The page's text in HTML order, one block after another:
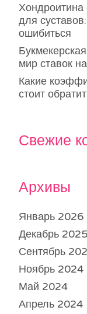
для
ошибиться
мир ставок
Какие
стоит
Свежие
Архивы
Январь 2026
Декабрь 2025
Сентябрь
Ноябрь 2024
Май 2024
Апрель 2024